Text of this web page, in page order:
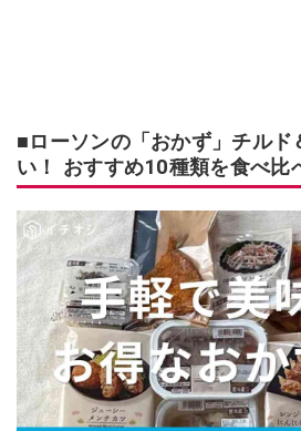
■ローソンの「おかず」チルド
い！ おすすめ10種類を食べ比